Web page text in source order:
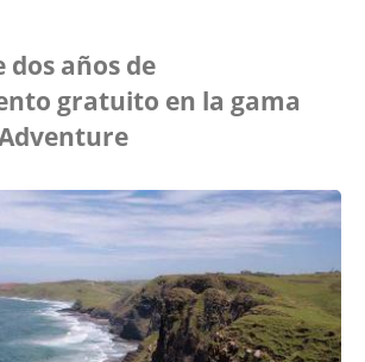
dos años de
gratuito en la gama